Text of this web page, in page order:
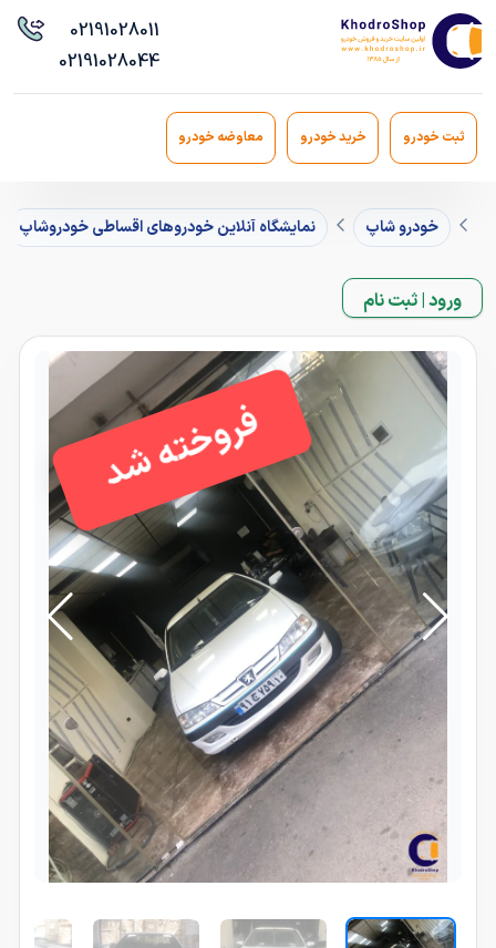
02191028011
02191028044
ثبت خودرو خرید خودرو معاوضه خودرو
خودرو شاپ نمایشگاه آنلاین خودروهای اقساطی خودروشاپ
ورود | ثبت نام
فروخته شد